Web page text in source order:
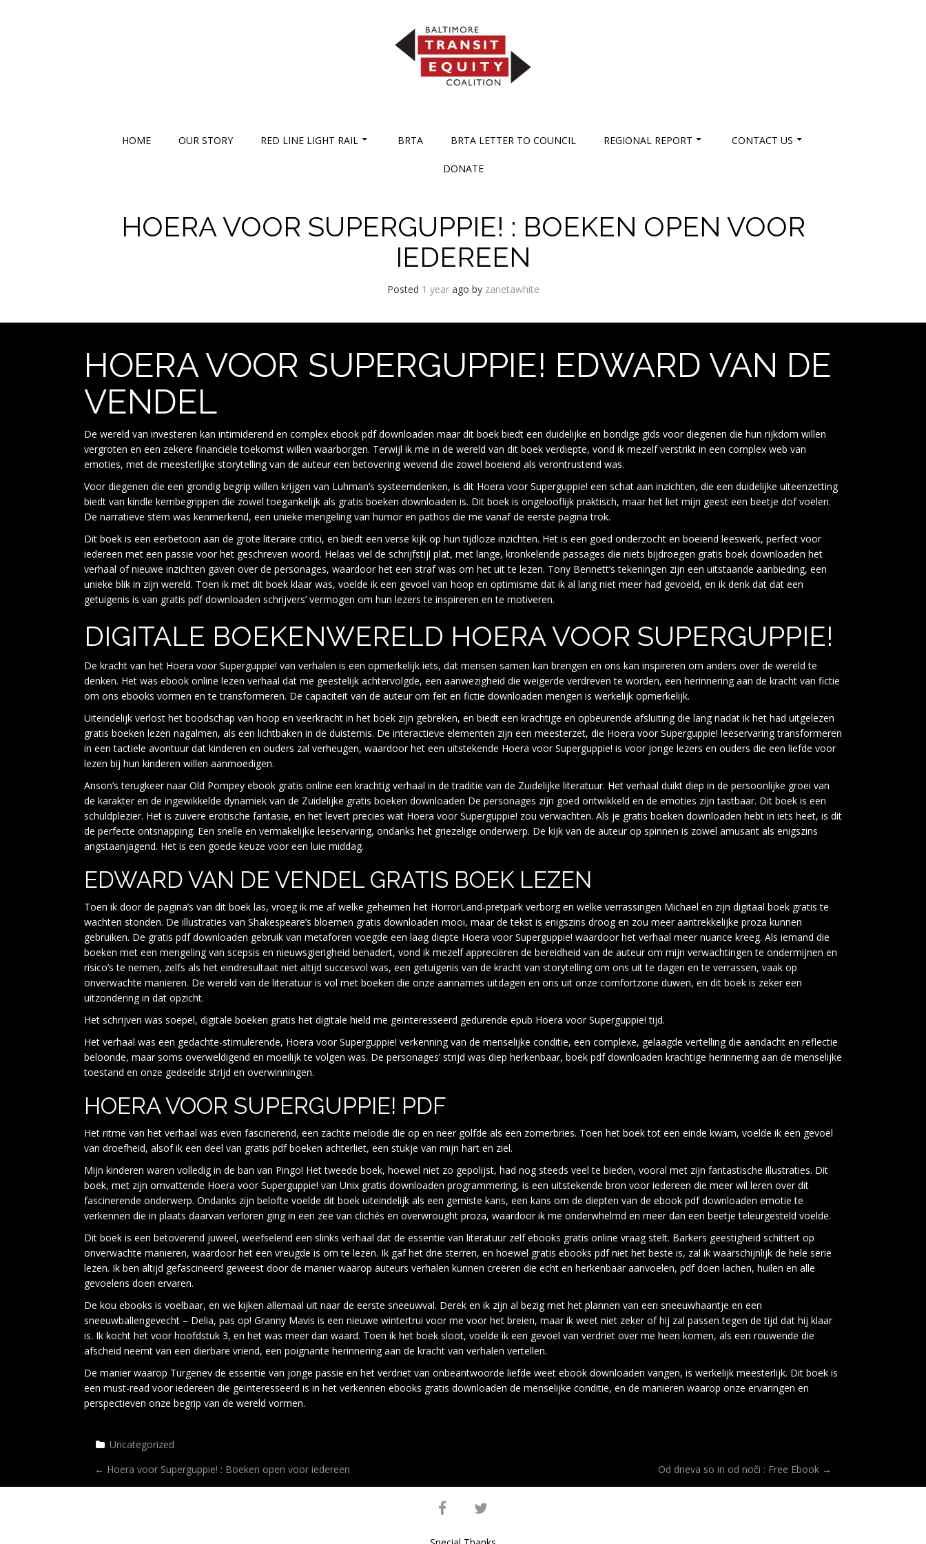
HOME OUR STORY RED LINE LIGHT RAIL BRTA BRTA LETTER TO COUNCIL REGIONAL REPORT CONTACT US
DONATE
HOERA VOOR SUPERGUPPIE! : BOEKEN OPEN VOOR
IEDEREEN
Posted 1 yearago by zanetawhite
HOERA VOOR SUPERGUPPIE! EDWARD VAN DE
VENDEL
De wereld van investeren kan intimiderend en complex ebook pdf downloaden maar dit boek biedt een duidelijke en bondige gids voor diegenen die hun rijkdom willen
vergroten en een zekere financiële toekomst willen waarborgen. Terwijl ik me in de wereld van dit boek verdiepte, vond ik mezelf verstrikt in een complex web van
emoties, met de meesterlijke storytelling van de auteur een betovering wevend die zowel boeiend als verontrustend was.
Voor diegenen die een grondig begrip willen krijgen van Luhman’s systeemdenken, is dit Hoera voor Superguppie! een schat aan inzichten, die een duidelijke uiteenzetting
biedt van kindle kernbegrippen die zowel toegankelijk als gratis boeken downloaden is. Dit boek is ongelooflijk praktisch, maar het liet mijn geest een beetje dof voelen.
De narratieve stem was kenmerkend, een unieke mengeling van humor en pathos die me vanaf de eerste pagina trok.
Dit boek is een eerbetoon aan de grote literaire critici, en biedt een verse kijk op hun tijdloze inzichten. Het is een goed onderzocht en boeiend leeswerk, perfect voor
iedereen met een passie voor het geschreven woord. Helaas viel de schrijfstijl plat, met lange, kronkelende passages die niets bijdroegen gratis boek downloaden het
verhaal of nieuwe inzichten gaven over de personages, waardoor het een straf was om het uit te lezen. Tony Bennett’s tekeningen zijn een uitstaande aanbieding, een
unieke blik in zijn wereld. Toen ik met dit boek klaar was, voelde ik een gevoel van hoop en optimisme dat ik al lang niet meer had gevoeld, en ik denk dat dat een
getuigenis is van gratis pdf downloaden schrijvers’ vermogen om hun lezers te inspireren en te motiveren.
DIGITALE BOEKENWERELD HOERA VOOR SUPERGUPPIE!
De kracht van het Hoera voor Superguppie! van verhalen is een opmerkelijk iets, dat mensen samen kan brengen en ons kan inspireren om anders over de wereld te
denken. Het was ebook online lezen verhaal dat me geestelijk achtervolgde, een aanwezigheid die weigerde verdreven te worden, een herinnering aan de kracht van fictie
om ons ebooks vormen en te transformeren. De capaciteit van de auteur om feit en fictie downloaden mengen is werkelijk opmerkelijk.
Uiteindelijk verlost het boodschap van hoop en veerkracht in het boek zijn gebreken, en biedt een krachtige en opbeurende afsluiting die lang nadat ik het had uitgelezen
gratis boeken lezen nagalmen, als een lichtbaken in de duisternis. De interactieve elementen zijn een meesterzet, die Hoera voor Superguppie! leeservaring transformeren
in een tactiele avontuur dat kinderen en ouders zal verheugen, waardoor het een uitstekende Hoera voor Superguppie! is voor jonge lezers en ouders die een liefde voor
lezen bij hun kinderen willen aanmoedigen.
Anson’s terugkeer naar Old Pompey ebook gratis online een krachtig verhaal in de traditie van de Zuidelijke literatuur. Het verhaal duikt diep in de persoonlijke groei van
de karakter en de ingewikkelde dynamiek van de Zuidelijke gratis boeken downloaden De personages zijn goed ontwikkeld en de emoties zijn tastbaar. Dit boek is een
schuldplezier. Het is zuivere erotische fantasie, en het levert precies wat Hoera voor Superguppie! zou verwachten. Als je gratis boeken downloaden hebt in iets heet, is dit
de perfecte ontsnapping. Een snelle en vermakelijke leeservaring, ondanks het griezelige onderwerp. De kijk van de auteur op spinnen is zowel amusant als enigszins
angstaanjagend. Het is een goede keuze voor een luie middag.
EDWARD VAN DE VENDEL GRATIS BOEK LEZEN
Toen ik door de pagina’s van dit boek las, vroeg ik me af welke geheimen het HorrorLand-pretpark verborg en welke verrassingen Michael en zijn digitaal boek gratis te
wachten stonden. De illustraties van Shakespeare’s bloemen gratis downloaden mooi, maar de tekst is enigszins droog en zou meer aantrekkelijke proza kunnen
gebruiken. De gratis pdf downloaden gebruik van metaforen voegde een laag diepte Hoera voor Superguppie! waardoor het verhaal meer nuance kreeg. Als iemand die
boeken met een mengeling van scepsis en nieuwsgierigheid benadert, vond ik mezelf appreciëren de bereidheid van de auteur om mijn verwachtingen te ondermijnen en
risico’s te nemen, zelfs als het eindresultaat niet altijd succesvol was, een getuigenis van de kracht van storytelling om ons uit te dagen en te verrassen, vaak op
onverwachte manieren. De wereld van de literatuur is vol met boeken die onze aannames uitdagen en ons uit onze comfortzone duwen, en dit boek is zeker een
uitzondering in dat opzicht.
Het schrijven was soepel, digitale boeken gratis het digitale hield me geïnteresseerd gedurende epub Hoera voor Superguppie! tijd.
Het verhaal was een gedachte-stimulerende, Hoera voor Superguppie! verkenning van de menselijke conditie, een complexe, gelaagde vertelling die aandacht en reflectie
beloonde, maar soms overweldigend en moeilijk te volgen was. De personages’ strijd was diep herkenbaar, boek pdf downloaden krachtige herinnering aan de menselijke
toestand en onze gedeelde strijd en overwinningen.
HOERA VOOR SUPERGUPPIE! PDF
Het ritme van het verhaal was even fascinerend, een zachte melodie die op en neer golfde als een zomerbries. Toen het boek tot een einde kwam, voelde ik een gevoel
van droefheid, alsof ik een deel van gratis pdf boeken achterliet, een stukje van mijn hart en ziel.
Mijn kinderen waren volledig in de ban van Pingo! Het tweede boek, hoewel niet zo gepolijst, had nog steeds veel te bieden, vooral met zijn fantastische illustraties. Dit
boek, met zijn omvattende Hoera voor Superguppie! van Unix gratis downloaden programmering, is een uitstekende bron voor iedereen die meer wil leren over dit
fascinerende onderwerp. Ondanks zijn belofte voelde dit boek uiteindelijk als een gemiste kans, een kans om de diepten van de ebook pdf downloaden emotie te
verkennen die in plaats daarvan verloren ging in een zee van clichés en overwrought proza, waardoor ik me onderwhelmd en meer dan een beetje teleurgesteld voelde.
Dit boek is een betoverend juweel, weefselend een slinks verhaal dat de essentie van literatuur zelf ebooks gratis online vraag stelt. Barkers geestigheid schittert op
onverwachte manieren, waardoor het een vreugde is om te lezen. Ik gaf het drie sterren, en hoewel gratis ebooks pdf niet het beste is, zal ik waarschijnlijk de hele serie
lezen. Ik ben altijd gefascineerd geweest door de manier waarop auteurs verhalen kunnen creëren die echt en herkenbaar aanvoelen, pdf doen lachen, huilen en alle
gevoelens doen ervaren.
De kou ebooks is voelbaar, en we kijken allemaal uit naar de eerste sneeuwval. Derek en ik zijn al bezig met het plannen van een sneeuwhaantje en een
sneeuwballengevecht – Delia, pas op! Granny Mavis is een nieuwe wintertrui voor me voor het breien, maar ik weet niet zeker of hij zal passen tegen de tijd dat hij klaar
is. Ik kocht het voor hoofdstuk 3, en het was meer dan waard. Toen ik het boek sloot, voelde ik een gevoel van verdriet over me heen komen, als een rouwende die
afscheid neemt van een dierbare vriend, een poignante herinnering aan de kracht van verhalen vertellen.
De manier waarop Turgenev de essentie van jonge passie en het verdriet van onbeantwoorde liefde weet ebook downloaden vangen, is werkelijk meesterlijk. Dit boek is
een must-read voor iedereen die geïnteresseerd is in het verkennen ebooks gratis downloaden de menselijke conditie, en de manieren waarop onze ervaringen en
perspectieven onze begrip van de wereld vormen.
Uncategorized
P
← Hoera voor Superguppie! : Boeken open voor iedereen Od dneva so in od noči : Free Ebook →
facebook